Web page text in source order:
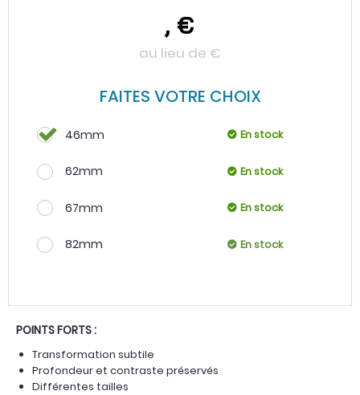
, €
au lieu de €
FAITES VOTRE CHOIX
46mm En stock
62mm En stock
67mm En stock
82mm En stock
POINTS FORTS :
Transformation subtile
Profondeur et contraste préservés
Différentes tailles